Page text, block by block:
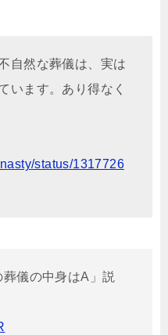
自然な葬儀は、実は
います。あり得なく
status/1317726
儀の中身はA」説